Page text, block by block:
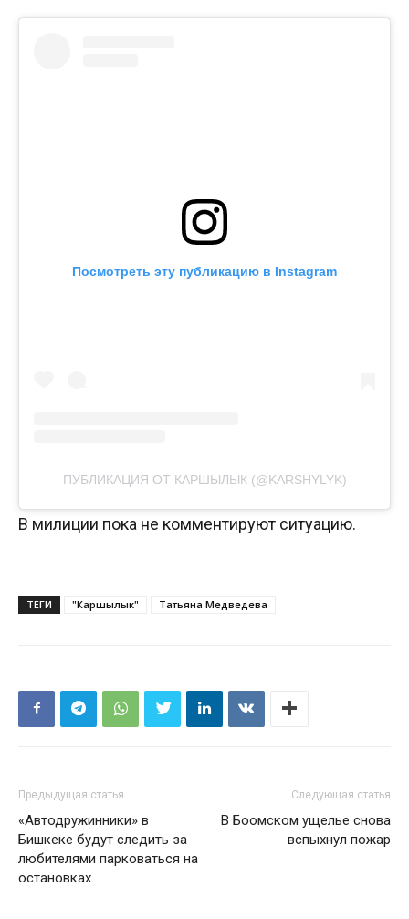
Посмотреть эту публикацию в Instagram
ПУБЛИКАЦИЯ ОТ КАРШЫЛЫК (@KARSHYLYK)
В милиции пока не комментируют ситуацию.
ТЕГИ "Каршылык" Татьяна Медведева
Предыдущая статья
«Автодружинники» в
Бишкеке будут следить за
любителями парковаться на
остановках
Следующая статья
В Боомском ущелье снова
вспыхнул пожар